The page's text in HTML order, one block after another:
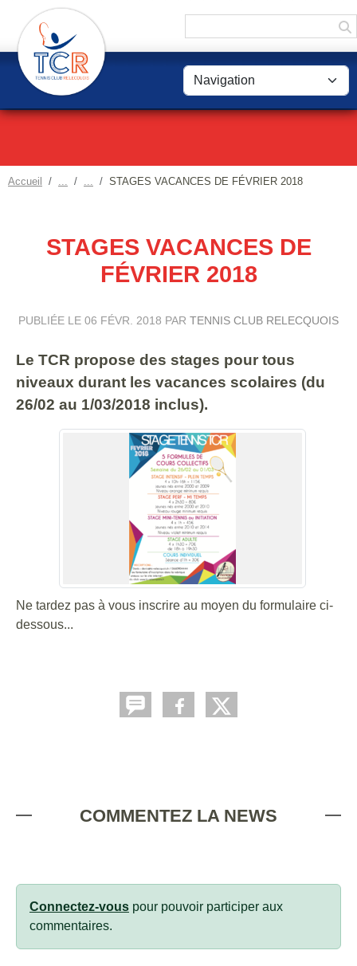
Accueil STAGES VACANCES DE FÉVRIER 2018
STAGES VACANCES DE
FÉVRIER 2018
PUBLIÉE LE 06 FÉVR. 2018 PAR TENNIS CLUB RELECQUOIS
Le TCR propose des stages pour tous
niveaux durant les vacances scolaires (du
26/02 au 1/03/2018 inclus).
Ne tardez pas à vous inscrire au moyen du formulaire ci-
dessous...
COMMENTEZ LA NEWS
Connectez-vous pour pouvoir participer aux
commentaires.
Panneau de gestion des cookies